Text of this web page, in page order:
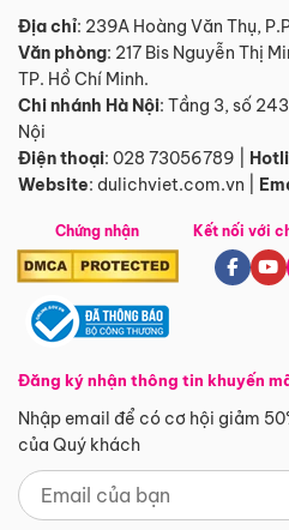
Địa chỉ: 239A Hoàng Văn Thụ,
Văn phòng: 217 Bis Nguyễn Thị
TP. Hồ Chí Minh.
Chi nhánh Hà Nội: Tầng 3, số
Nội
Điện thoại: 028 73056789
Website: dulichviet.com.vn
Chứng nhận
Đăng ký nhận thông tin khuyến
Nhập email để có cơ hội giảm
của Quý khách
Kết nối với